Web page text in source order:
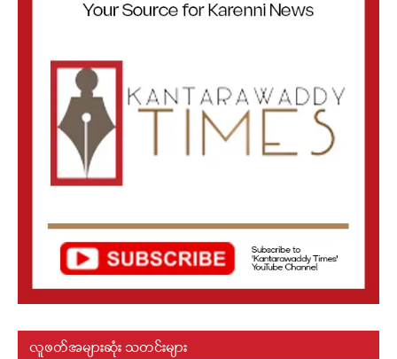
လူဖတ်အများဆုံး သတင်းများ